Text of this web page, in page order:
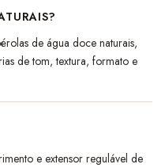
de água doce naturais,
de tom, textura, formato e
e extensor regulável de